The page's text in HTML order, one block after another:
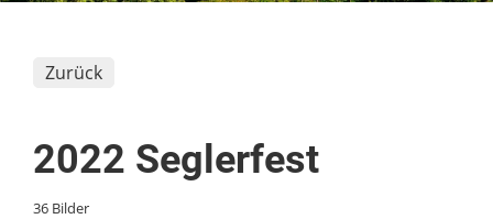
Zurück
2022 Seglerfest
36 Bilder